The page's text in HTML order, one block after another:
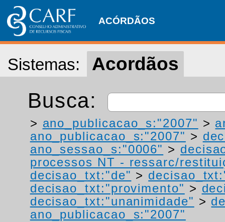
ACÓRDÃOS
Sistemas: Acordãos
Busca:
> ano_publicacao_s:"2007" >
ano_publicacao_s:"2007" >
ano_sessao_s:"0006" >
processos NT - ressarc/
decisao_txt:"de" >
decisao_txt:"provimento" >
decisao_txt:"unanimidade" >
ano_publicacao_s:"2007"